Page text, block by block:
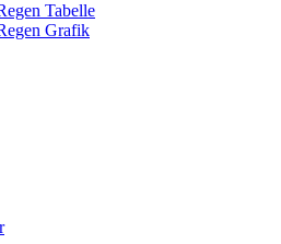
Tabelle
Grafik